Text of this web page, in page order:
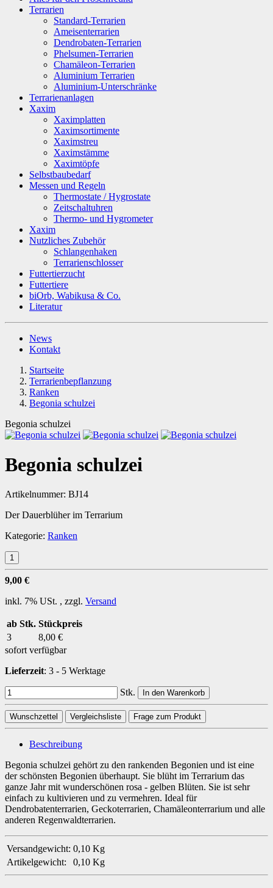
Terrarien
Standard-Terrarien
Ameisenterrarien
Dendrobaten-Terrarien
Phelsumen-Terrarien
Chamäleon-Terrarien
Aluminium Terrarien
Aluminium-Unterschränke
Terrarienanlagen
Xaxim
Xaximplatten
Xaximsortimente
Xaximstreu
Xaximstämme
Xaximtöpfe
Selbstbaubedarf
Messen und Regeln
Thermostate / Hygrostate
Zeitschaltuhren
Thermo- und Hygrometer
Xaxim
Nutzliches Zubehör
Schlangenhaken
Terrarienschlosser
Futtertierzucht
Futtertiere
biOrb, Wabikusa & Co.
Literatur
News
Kontakt
Startseite
Terrarienbepflanzung
Ranken
Begonia schulzei
Begonia schulzei
Begonia schulzei
Artikelnummer: BJ14
Der Dauerblüher im Terrarium
Kategorie: Ranken
9,00 €
inkl. 7% USt. , zzgl. Versand
ab Stk. Stückpreis
3
8,00 €
sofort verfügbar
Lieferzeit: 3 - 5 Werktage
Stk. In den Warenkorb
Wunschzettel Vergleichsliste Frage zum Produkt
Beschreibung
Begonia schulzei gehört zu den rankenden Begonien und ist eine
der schönsten Begonien überhaupt. Sie blüht im Terrarium das
ganze Jahr mit wunderschönen rosa - gelben Blüten. Sie ist sehr
einfach zu kultivieren und zu vermehren. Ideal für
Dendrobatenterrarien, Geckoterrarien, Chamäleonterrarium und alle
anderen Regenwaldterrarien.
Versandgewicht: 0,10 Kg
Artikelgewicht:
0,10 Kg